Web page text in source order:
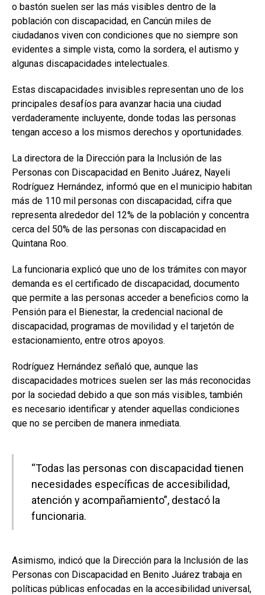
o bastón suelen ser las más visibles dentro de la
población con discapacidad, en Cancún miles de
ciudadanos viven con condiciones que no siempre son
evidentes a simple vista, como la sordera, el autismo y
algunas discapacidades intelectuales.
Estas discapacidades invisibles representan uno de los
principales desafíos para avanzar hacia una ciudad
verdaderamente incluyente, donde todas las personas
tengan acceso a los mismos derechos y oportunidades.
La directora de la Dirección para la Inclusión de las
Personas con Discapacidad en Benito Juárez, Nayeli
Rodríguez Hernández, informó que en el municipio habitan
más de 110 mil personas con discapacidad, cifra que
representa alrededor del 12% de la población y concentra
cerca del 50% de las personas con discapacidad en
Quintana Roo.
La funcionaria explicó que uno de los trámites con mayor
demanda es el certificado de discapacidad, documento
que permite a las personas acceder a beneficios como la
Pensión para el Bienestar, la credencial nacional de
discapacidad, programas de movilidad y el tarjetón de
estacionamiento, entre otros apoyos.
Rodríguez Hernández señaló que, aunque las
discapacidades motrices suelen ser las más reconocidas
por la sociedad debido a que son más visibles, también
es necesario identificar y atender aquellas condiciones
que no se perciben de manera inmediata.
“Todas las personas con discapacidad tienen
necesidades específicas de accesibilidad,
atención y acompañamiento”, destacó la
funcionaria.
Asimismo, indicó que la Dirección para la Inclusión de las
Personas con Discapacidad en Benito Juárez trabaja en
políticas públicas enfocadas en la accesibilidad universal,